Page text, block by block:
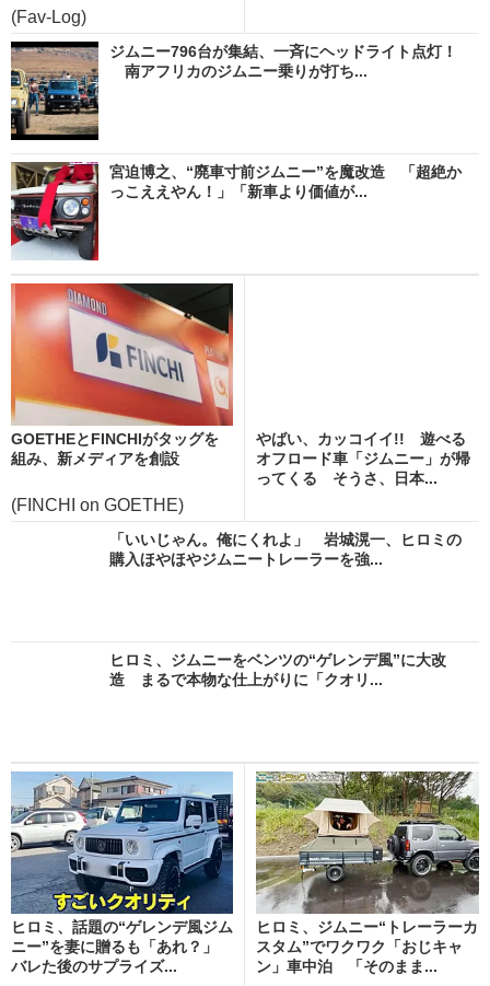
(Fav-Log)
ジムニー796台が集結、一斉にヘッドライト点灯！
南アフリカのジムニー乗りが打ち...
宮迫博之、“廃車寸前ジムニー”を魔改造 「超絶か
っこええやん！」「新車より価値が...
GOETHEとFINCHIがタッグを
組み、新メディアを創設
(FINCHI on GOETHE)
やばい、カッコイイ!! 遊べる
オフロード車「ジムニー」が帰
ってくる そうさ、日本...
「いいじゃん。俺にくれよ」 岩城滉一、ヒロミの
購入ほやほやジムニートレーラーを強...
ヒロミ、ジムニーをベンツの“ゲレンデ風”に大改
造 まるで本物な仕上がりに「クオリ...
ヒロミ、話題の“ゲレンデ風ジム
ニー”を妻に贈るも「あれ？」
バレた後のサプライズ...
ヒロミ、ジムニー“トレーラーカ
スタム”でワクワク「おじキャ
ン」車中泊 「そのまま...